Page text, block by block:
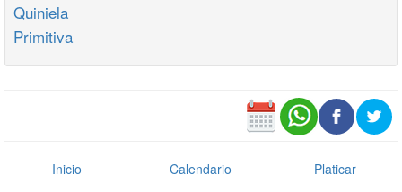
Quiniela
Primitiva
Inicio Calendario Platicar